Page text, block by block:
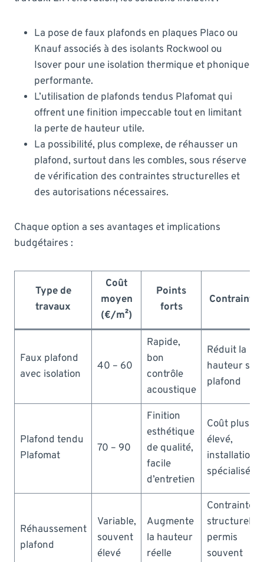
La pose de faux plafonds en plaques Placo ou
Knauf associés à des isolants Rockwool ou
Isover pour une isolation thermique et phonique
performante.
L’utilisation de plafonds tendus Plafomat qui
offrent une finition impeccable tout en limitant
la perte de hauteur utile.
La possibilité, plus complexe, de réhausser un
plafond, surtout dans les combles, sous réserve
de vérification des contraintes structurelles et
des autorisations nécessaires.
Chaque option a ses avantages et implications
budgétaires :
Type de
travaux
Coût
moyen
(€/m²)
Points
forts
Contraintes
Faux plafond
avec isolation
40 – 60
Rapide,
bon
contrôle
acoustique
Réduit la
hauteur
plafond
Plafond tendu
Plafomat
70 – 90
Finition
esthétique
de qualité,
facile
d’entretien
Coût plus
élevé,
installation
spécialisée
Réhaussement
plafond
Variable,
souvent
élevé
Augmente
la hauteur
réelle
Contraintes
permis
souvent